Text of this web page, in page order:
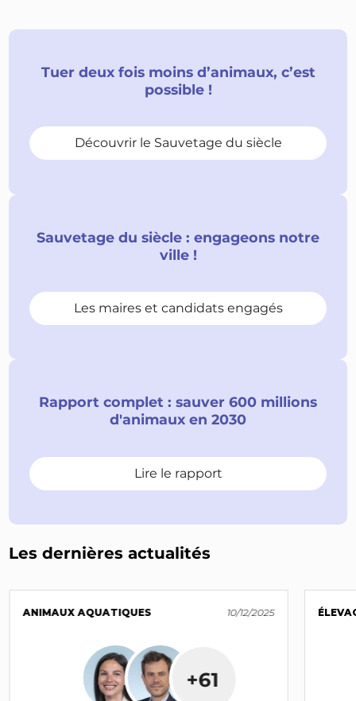
Tuer deux fois moins d’animaux, c’est
possible !
Découvrir le Sauvetage du siècle
Sauvetage du siècle : engageons notre
ville !
Les maires et candidats engagés
Rapport complet : sauver 600 millions
d'animaux en 2030
Lire le rapport
Les dernières actualités
ANIMAUX AQUATIQUES 10/12/2025
+61